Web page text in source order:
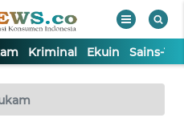
Kriminal Ekuin Sains-